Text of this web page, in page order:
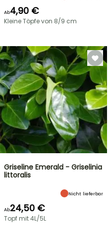
Ab4,90 €
Kleine Töpfe von 8/9 cm
Griseline Emerald - Griselinia
littoralis
Nicht lieferbar
Ab24,50 €
Topf mit 4L/5L